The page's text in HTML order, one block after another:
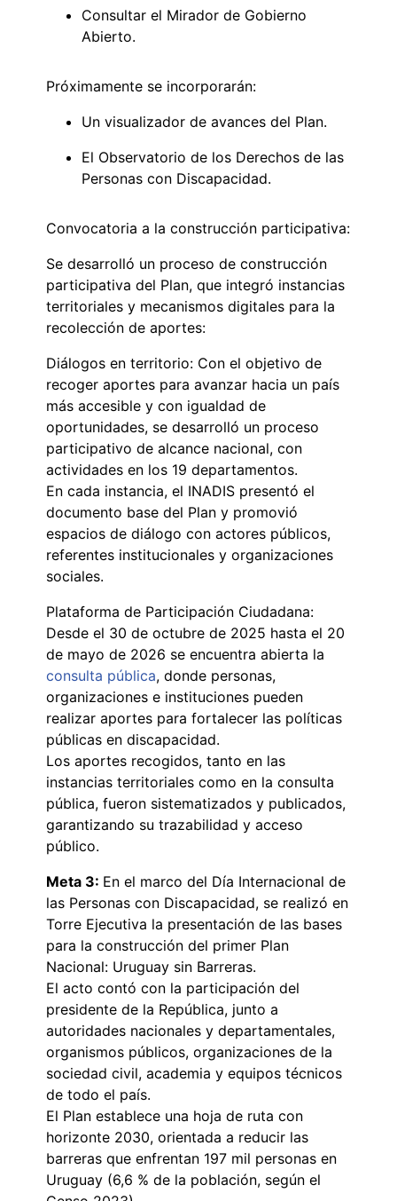
Consultar el Mirador de Gobierno
Abierto.
Próximamente se incorporarán:
Un visualizador de avances del Plan.
El Observatorio de los Derechos de las
Personas con Discapacidad.
Convocatoria a la construcción participativa:
Se desarrolló un proceso de construcción
participativa del Plan, que integró instancias
territoriales y mecanismos digitales para la
recolección de aportes:
Diálogos en territorio: Con el objetivo de
recoger aportes para avanzar hacia un país
más accesible y con igualdad de
oportunidades, se desarrolló un proceso
participativo de alcance nacional, con
actividades en los 19 departamentos.
En cada instancia, el INADIS presentó el
documento base del Plan y promovió
espacios de diálogo con actores públicos,
referentes institucionales y organizaciones
sociales.
Plataforma de Participación Ciudadana:
Desde el 30 de octubre de 2025 hasta el 20
de mayo de 2026 se encuentra abierta la
consulta pública, donde personas,
organizaciones e instituciones pueden
realizar aportes para fortalecer las políticas
públicas en discapacidad.
Los aportes recogidos, tanto en las
instancias territoriales como en la consulta
pública, fueron sistematizados y publicados,
garantizando su trazabilidad y acceso
público.
Meta 3: En el marco del Día Internacional de
las Personas con Discapacidad, se realizó en
Torre Ejecutiva la presentación de las bases
para la construcción del primer Plan
Nacional: Uruguay sin Barreras.
El acto contó con la participación del
presidente de la República, junto a
autoridades nacionales y departamentales,
organismos públicos, organizaciones de la
sociedad civil, academia y equipos técnicos
de todo el país.
El Plan establece una hoja de ruta con
horizonte 2030, orientada a reducir las
barreras que enfrentan 197 mil personas en
Uruguay (6,6 % de la población, según el